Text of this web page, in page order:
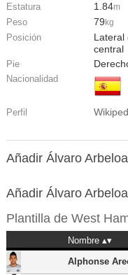
Estatura 1.84m
Peso 79 kg
Posición
Lateral
central
Pie
Nacionalidad
Perfil
Añadir Álvaro
Añadir Álvaro
Plantilla de West
Nombre
Alphonse